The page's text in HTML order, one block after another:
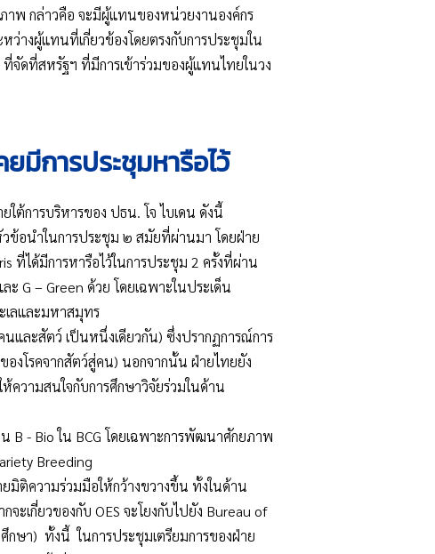
าพ กล่าวคือ จะมีผู้แทนของหน่วยงานองค์กร
างผู้แทนที่เกี่ยวข้องโดยตรงกับการประชุมใน
ดที่สหรัฐฯ ที่มีการเข้าร่วมของผู้แทนไทยในวง
มีการประชุมหารือไว้
ต้การบริหารของ ปธน. โจ ไบเดน ดังนี้
ข้อนำในการประชุม ๒ สมัยที่ผ่านมา โดยฝ่าย
ที่ได้มีการหารือไว้ในการประชุม 2 ครั้งที่ผ่าน
G – Green ด้วย โดยเฉพาะในประเด็น
เลและมหาสมุทร
และสัตว์ เป็นหนึ่งเดียวกัน) ซึ่งปรากฏการณ์การ
องโรคจากสัตว์สู่คน) นอกจากนั้น ฝ่ายไทยยัง
ความสนใจกับการศึกษาวิจัยร่วมในด้าน
B - Bio ใน BCG โดยเฉพาะการพัฒนาศักยภาพ
Breeding
มิติความร่วมมือให้กว้างขวางขึ้น ทั้งในด้าน
ะเกี่ยวของกับ OES จะโยงกับไปยัง Bureau of
กษา) ทั้งนี้ ในการประชุมเตรียมการของฝ่าย